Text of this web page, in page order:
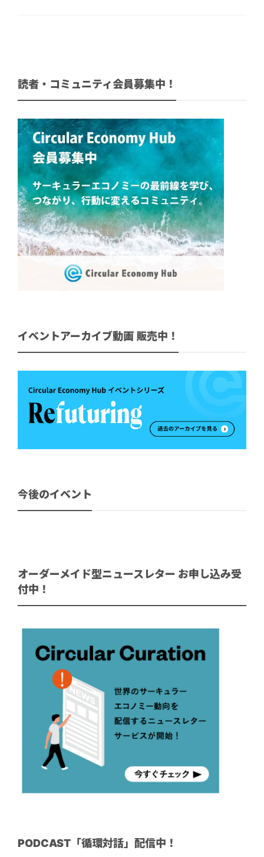
読者・コミュニティ会員募集中！
イベントアーカイブ動画 販売中！
今後のイベント
オーダーメイド型ニュースレター お申し込み受
付中！
PODCAST「循環対話」配信中！